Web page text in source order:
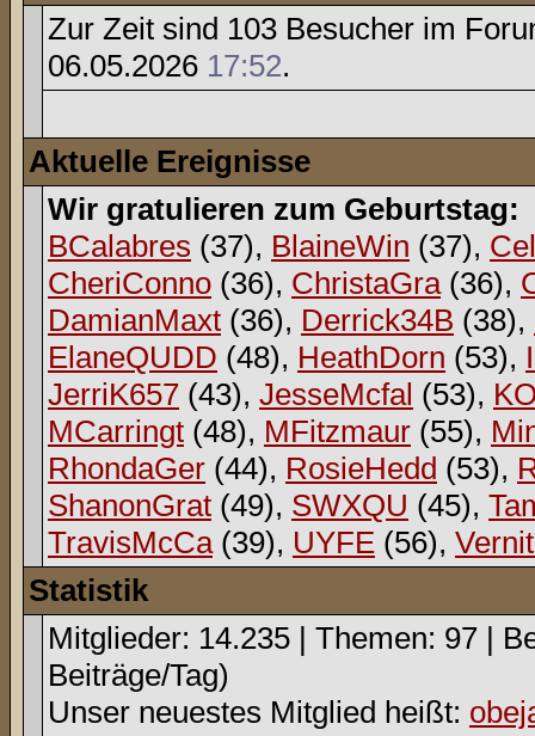
Zur Zeit sind 103 Besucher im
06.05.2026 17:52.
Aktuelle Ereignisse
Wir gratulieren zum Geburtstag:
BCalabres (37), BlaineWin (37),
CheriConno (36), ChristaGra(36),
DamianMaxt (36), Derrick34B (38),
ElaneQUDD (48), HeathDorn (53),
JerriK657 (43), JesseMcfal (53),
MCarringt (48), MFitzmaur (55),
RhondaGer (44), RosieHedd (53),
ShanonGrat (49), SWXQU (45),
TravisMcCa(39), UYFE (56),
Statistik
Mitglieder: 14.235 | Themen: 97 |
Beiträge/Tag)
Unser neuestes Mitglied heißt: